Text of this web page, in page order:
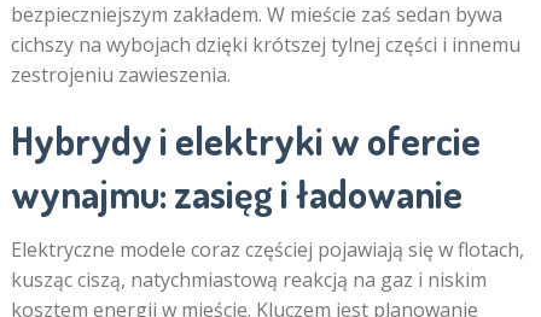
bezpieczniejszym zakładem. W mieście zaś sedan bywa
cichszy na wybojach dzięki krótszej tylnej części i innemu
zestrojeniu zawieszenia.
Hybrydy i elektryki w ofercie
wynajmu: zasięg i ładowanie
Elektryczne modele coraz częściej pojawiają się w flotach,
kusząc ciszą, natychmiastową reakcją na gaz i niskim
kosztem energii w mieście. Kluczem jest planowanie